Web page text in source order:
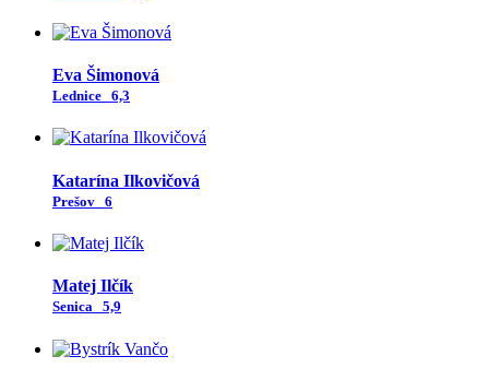
Eva Šimonová
Lednice 6,3
Katarína Ilkovičová
Prešov 6
Matej Ilčík
Senica 5,9